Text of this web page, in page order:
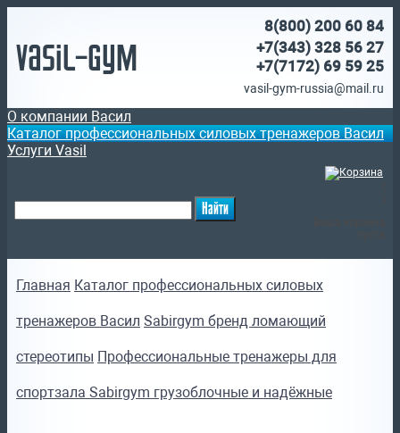
Vasil-Gym
8(800) 200 60 84
+7(343) 328 56 27
+7(7172) 69 59 25
vasil-gym-russia@mail.ru
О компании Васил
Каталог профессиональных силовых тренажеров Васил
Услуги Vasil
Главная Каталог профессиональных силовых
тренажеров Васил Sabirgym бренд ломающий
стереотипы Профессиональные тренажеры для
спортзала Sabirgym грузоблочные и надёжные